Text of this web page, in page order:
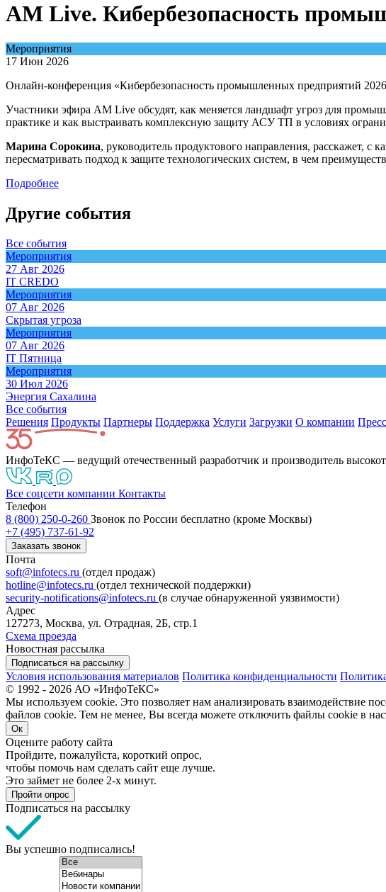
AM Live. Кибербезопасность
Мероприятия
17 Июн 2026
Онлайн-конференция «Кибербезопасность промышленных предприятий
Участники эфира AM Live обсудят, как меняется ландшафт угроз для
практике и как выстраивать комплексную защиту АСУ ТП в условиях
Марина Сорокина, руководитель продуктового направления, расскажет, с
пересматривать подход к защите технологических систем, в чем
Подробнее
Другие события
Все события
Мероприятия
27 Авг 2026
IT CREDO
Мероприятия
07 Авг 2026
Скрытая угроза
Мероприятия
07 Авг 2026
IT Пятница
Мероприятия
30 Июл 2026
Энергия Сахалина
Все события
Решения Продукты Партнeры Поддержка Услуги Загрузки О компании
ИнфоТеКС — ведущий отечественный разработчик и производитель
Все соцсети компании Контакты
Телефон
8 (800) 250-0-260 Звонок по России бесплатно (кроме Москвы)
+7 (495) 737-61-92
Заказать звонок
Почта
soft@infotecs.ru (отдел продаж)
hotline@infotecs.ru (отдел технической поддержки)
security-notifications@infotecs.ru (в случае обнаруженной уязвимости)
Адрес
127273, Москва, ул. Отрадная, 2Б, стр.1
Схема проезда
Новостная рассылка
Подписаться на рассылку
Условия использования материалов Политика конфиденциальности
© 1992 - 2026 АО «ИнфоТеКС»
Мы используем cookie. Это позволяет нам анализировать взаимодействие
файлов cookie. Тем не менее, Вы всегда можете отключить файлы cookie в
Ок
Оцените работу сайта
Пройдите, пожалуйста, короткий опрос,
чтобы помочь нам сделать сайт еще лучше.
Это займет не более 2-х минут.
Пройти опрос
Подписаться на рассылку
Вы успешно подписались!